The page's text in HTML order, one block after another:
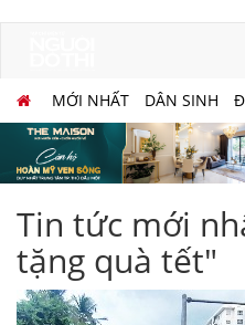
MỚI NHẤT DÂN SINH
Tin tức mới
tặng quà tết"